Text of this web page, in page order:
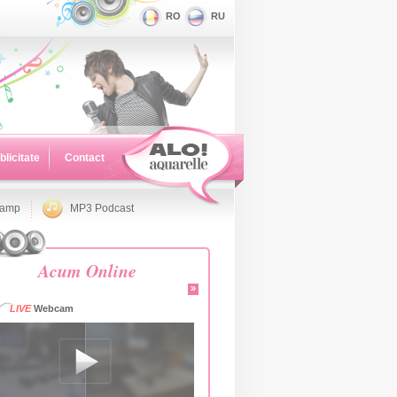
RO RU
Contact
MP3 Podcast
Acum Online
»
LIVEWebcam